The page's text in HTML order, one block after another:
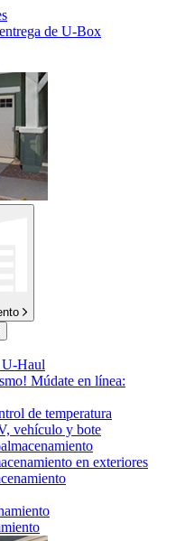
de U-Box
U-Haul
Múdate en línea:
de temperatura
vehículo y bote
en exteriores